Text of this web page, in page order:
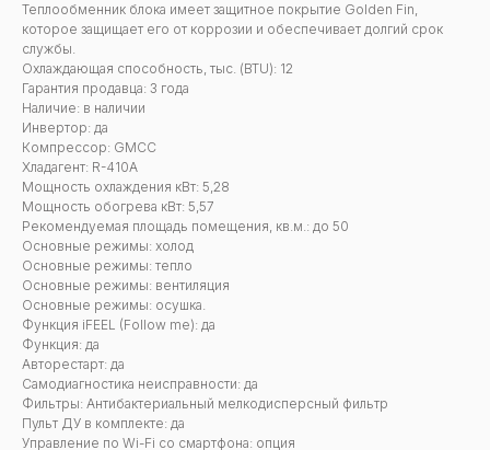
Теплообменник блока имеет защитное покрытие Golden Fin,
которое защищает его от коррозии и обеспечивает долгий срок
службы.
Охлаждающая способность, тыс. (BTU): 12
Гарантия продавца: 3 года
Наличие: в наличии
Инвертор: да
Компрессор: GMCC
Хладагент: R-410A
Мощность охлаждения кВт: 5,28
Мощность обогрева кВт: 5,57
Рекомендуемая площадь помещения, кв.м.: до 50
Основные режимы: холод
Основные режимы: тепло
Основные режимы: вентиляция
Основные режимы: осушка.
Функция iFEEL (Follow me): да
Функция: да
Авторестарт: да
Самодиагностика неисправности: да
Фильтры: Антибактериальный мелкодисперсный фильтр
Пульт ДУ в комплекте: да
Управление по Wi-Fi со смартфона: опция